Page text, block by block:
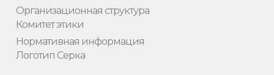
Организационная структура
Комитет этики
Нормативная информация
Логотип Серка